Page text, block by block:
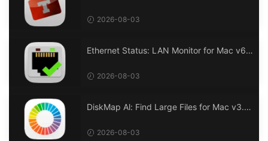
2026-08-03
Ethernet Status: LAN Monitor for Mac v6.
2026-08-03
DiskMap Al: Find Large Files for Mac v3.1
2026-08-03